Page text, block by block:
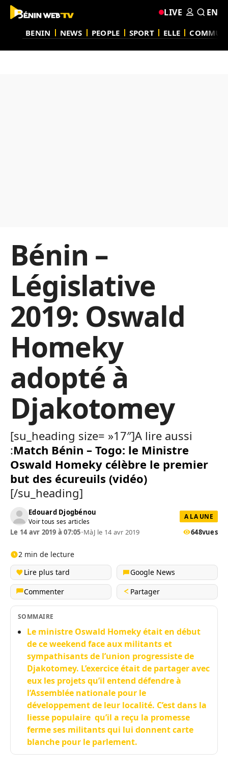
BENIN NEWS PEOPLE SPORT ELLE
LIVE EN
Bénin –
Législative
2019: Oswald
Homeky
adopté à
Djakotomey
[su_heading size= »17″]A lire aussi
:Match Bénin – Togo: le Ministre
Oswald Homeky célèbre le premier
but des écureuils (vidéo)
[/su_heading]
Edouard Djogbénou
Voir tous ses articles
A LA UNE
Le 14 avr 2019 à 07:05•MàJ le 14 avr 2019 648vues
2 min de lecture
Lire plus tard
Google News
Commenter
Partager
SOMMAIRE
Le ministre Oswald Homeky était en début
de ce weekend face aux militants et
sympathisants de l’union progressiste de
Djakotomey. L’exercice était de partager avec
eux les projets qu’il entend défendre à
l’Assemblée nationale pour le
développement de leur localité. C’est dans la
liesse populaire qu’il a reçu la promesse
ferme ses militants qui lui donnent carte
blanche pour le parlement.